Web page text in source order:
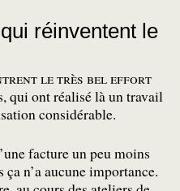
réinventent le
le très bel effort
qui ont réalisé là un travail
considérable.
facture un peu moins
n’a aucune importance.